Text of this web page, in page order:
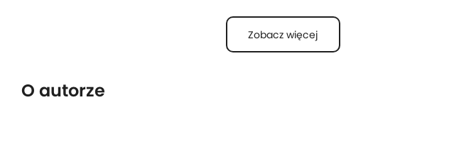
Zobacz więcej
O autorze